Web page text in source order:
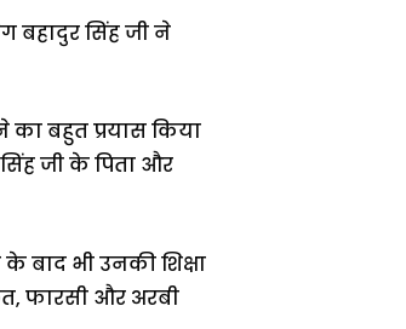
बहादुर सिंह जी ने
बहुत प्रयास किया
जी के पिता और
बाद भी उनकी शिक्षा
फारसी और अरबी